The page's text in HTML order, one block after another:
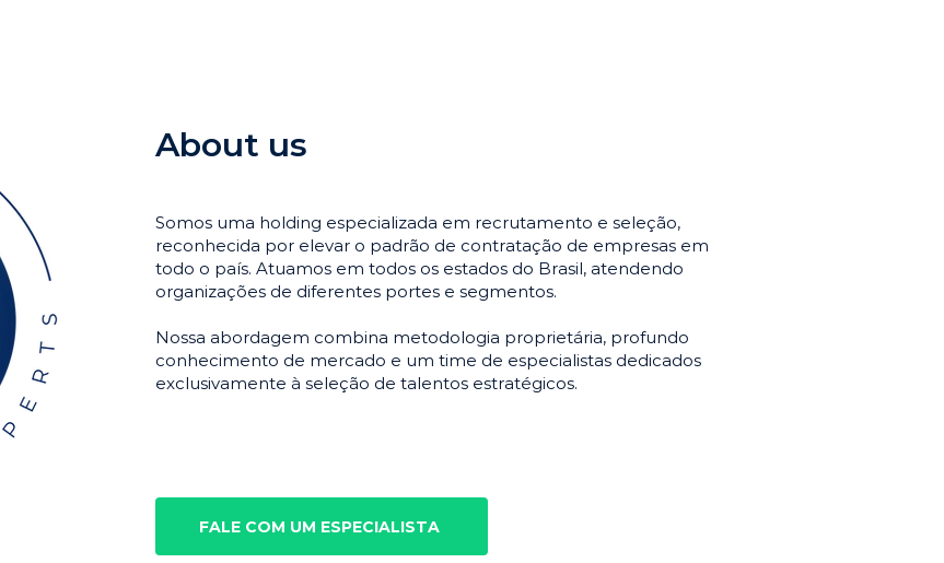
About us
Somos uma holding especializada em recrutamento e seleção,
reconhecida por elevar o padrão de contratação de empresas em
todo o país. Atuamos em todos os estados do Brasil, atendendo
organizações de diferentes portes e segmentos.
Nossa abordagem combina metodologia proprietária, profundo
conhecimento de mercado e um time de especialistas dedicados
exclusivamente à seleção de talentos estratégicos.
FALE COM UM ESPECIALISTA